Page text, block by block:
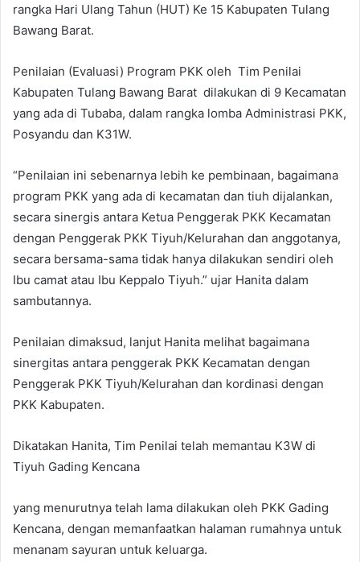
rangka Hari Ulang Tahun (HUT) Ke 15 Kabupaten Tulang
Bawang Barat.
Penilaian (Evaluasi) Program PKK oleh Tim Penilai
Kabupaten Tulang Bawang Barat dilakukan di 9 Kecamatan
yang ada di Tubaba, dalam rangka lomba Administrasi PKK,
Posyandu dan K31W.
“Penilaian ini sebenarnya lebih ke pembinaan, bagaimana
program PKK yang ada di kecamatan dan tiuh dijalankan,
secara sinergis antara Ketua Penggerak PKK Kecamatan
dengan Penggerak PKK Tiyuh/Kelurahan dan anggotanya,
secara bersama-sama tidak hanya dilakukan sendiri oleh
Ibu camat atau Ibu Keppalo Tiyuh.” ujar Hanita dalam
sambutannya.
Penilaian dimaksud, lanjut Hanita melihat bagaimana
sinergitas antara penggerak PKK Kecamatan dengan
Penggerak PKK Tiyuh/Kelurahan dan kordinasi dengan
PKK Kabupaten.
Dikatakan Hanita, Tim Penilai telah memantau K3W di
Tiyuh Gading Kencana
yang menurutnya telah lama dilakukan oleh PKK Gading
Kencana, dengan memanfaatkan halaman rumahnya untuk
menanam sayuran untuk keluarga.